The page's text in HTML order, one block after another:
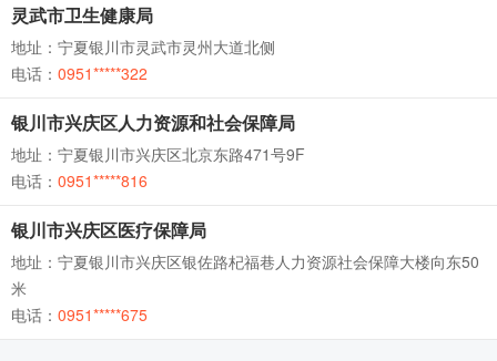
灵武市卫生健康局
地址：宁夏银川市灵武市灵州大道北侧
电话： 0951*****322
银川市兴庆区人力资源和社会保障局
地址：宁夏银川市兴庆区北京东路471号9F
电话： 0951*****816
银川市兴庆区医疗保障局
地址：宁夏银川市兴庆区银佐路杞福巷人力资源社会保障大楼向东50
米
电话： 0951*****675